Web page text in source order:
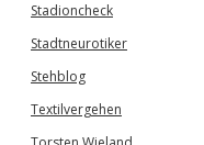
Stadioncheck
Stadtneurotiker
Stehblog
Textilvergehen